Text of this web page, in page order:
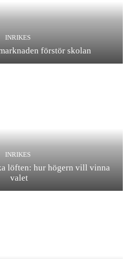
INRIKES
förstör skolan
INRIKES
löften: hur högern vill vinna
valet